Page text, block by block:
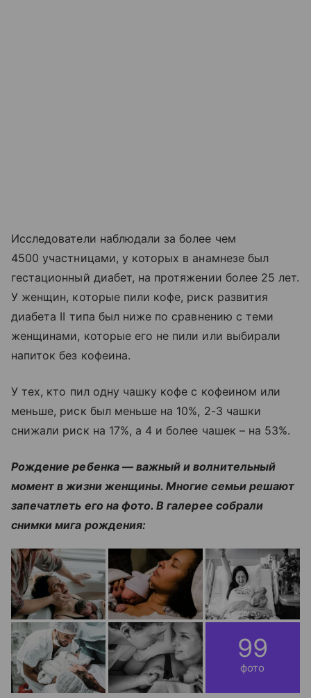
Исследователи наблюдали за более чем
4500 участницами, у которых в анамнезе был
гестационный диабет, на протяжении более 25 лет.
У женщин, которые пили кофе, риск развития
диабета II типа был ниже по сравнению с теми
женщинами, которые его не пили или выбирали
напиток без кофеина.
У тех, кто пил одну чашку кофе с кофеином или
меньше, риск был меньше на 10%, 2-3 чашки
снижали риск на 17%, а 4 и более чашек – на 53%.
Рождение ребенка — важный и волнительный
момент в жизни женщины. Многие семьи решают
запечатлеть его на фото. В галерее собрали
снимки мига рождения:
99
фото